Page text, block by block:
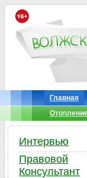
Главная
Интервью
Правовой
Консультант